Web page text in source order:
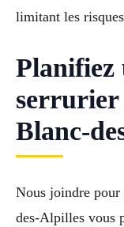
limitant les
Planifiez
serrurier
Blanc-
Nous joindre pour
des-Alpilles vous